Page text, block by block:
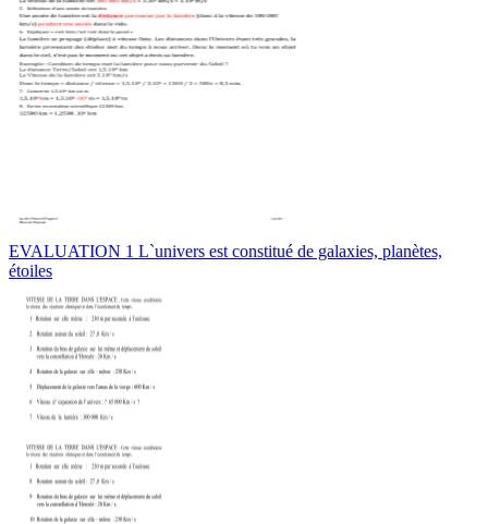
EVALUATION 1 L`univers est constitué de galaxies, planètes,
étoiles